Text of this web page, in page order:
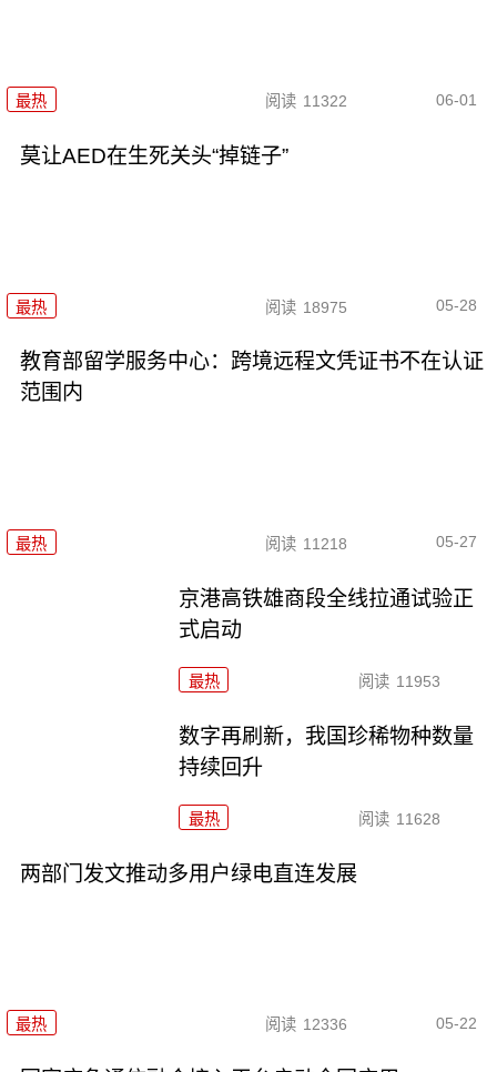
最热 阅读 11322 06-01
莫让AED在生死关头“掉链子”
最热 阅读 18975 05-28
教育部留学服务中心：跨境远程文凭证书不在认证
范围内
最热 阅读 11218 05-27
京港高铁雄商段全线拉通试验正
式启动
最热 阅读 11953
数字再刷新，我国珍稀物种数量
持续回升
最热 阅读 11628
两部门发文推动多用户绿电直连发展
最热 阅读 12336 05-22